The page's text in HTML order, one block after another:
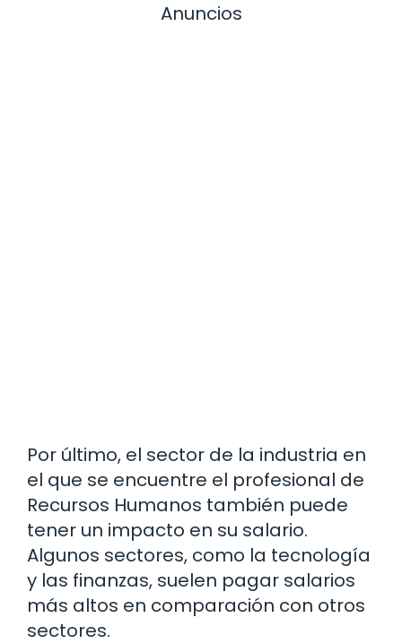
Anuncios
Por último, el sector de la industria en
el que se encuentre el profesional de
Recursos Humanos también puede
tener un impacto en su salario.
Algunos sectores, como la tecnología
y las finanzas, suelen pagar salarios
más altos en comparación con otros
sectores.